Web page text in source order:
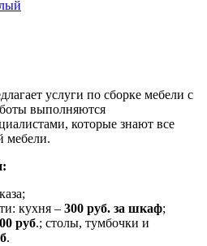
услуги по сборке мебели с
выполняются
которые знают все
мебели.
кухня – 300 руб. за шкаф;
руб.; столы, тумбочки и
.